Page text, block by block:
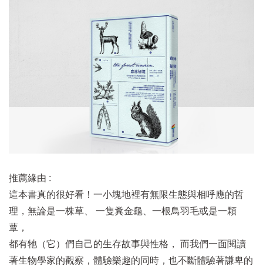
推薦緣由 :
這本書真的很好看！一小塊地裡有無限生態與相呼應的哲
理，無論是一株草、 一隻糞金龜、一根鳥羽毛或是一顆
蕈，
都有牠（它）們自己的生存故事與性格， 而我們一面閱讀
著生物學家的觀察，體驗樂趣的同時，也不斷體驗著謙卑的